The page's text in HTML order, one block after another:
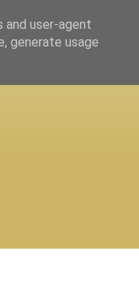
and user-agent
generate usage